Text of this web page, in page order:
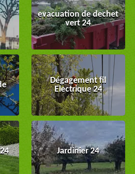
evacuation de dechet
vert 24
Dégagement fil
Electrique 24
Jardinier 24